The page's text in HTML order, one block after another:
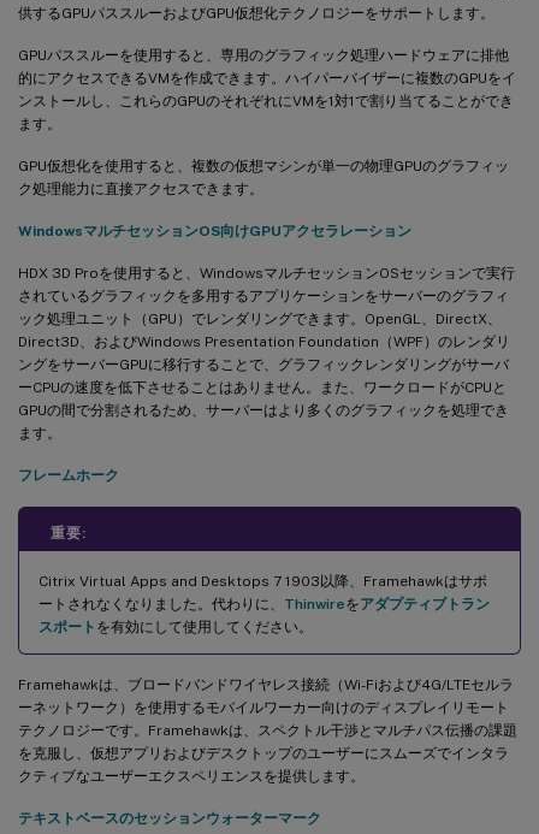
供するGPUパススルーおよびGPU仮想化テクノロジーをサポートします。
GPUパススルーを使用すると、専用のグラフィック処理ハードウェアに排他
的にアクセスできるVMを作成できます。ハイパーバイザーに複数のGPUをイ
ンストールし、これらのGPUのそれぞれにVMを1対1で割り当てることができ
ます。
GPU仮想化を使用すると、複数の仮想マシンが単一の物理GPUのグラフィッ
ク処理能力に直接アクセスできます。
WindowsマルチセッションOS向けGPUアクセラレーション
HDX 3D Proを使用すると、WindowsマルチセッションOSセッションで実行
されているグラフィックを多用するアプリケーションをサーバーのグラフィ
ック処理ユニット（GPU）でレンダリングできます。OpenGL、DirectX、
Direct3D、およびWindows Presentation Foundation（WPF）のレンダリ
ングをサーバーGPUに移行することで、グラフィックレンダリングがサーバ
ーCPUの速度を低下させることはありません。また、ワークロードがCPUと
GPUの間で分割されるため、サーバーはより多くのグラフィックを処理でき
ます。
フレームホーク
重要:
Citrix Virtual Apps and Desktops 7 1903以降、Framehawkはサポ
ートされなくなりました。代わりに、 Thinwireをアダプティブトラン
スポート を有効にして使用してください。
Framehawkは、ブロードバンドワイヤレス接続（Wi-Fiおよび4G/LTEセルラ
ーネットワーク）を使用するモバイルワーカー向けのディスプレイリモート
テクノロジーです。Framehawkは、スペクトル干渉とマルチパス伝播の課題
を克服し、仮想アプリおよびデスクトップのユーザーにスムーズでインタラ
クティブなユーザーエクスペリエンスを提供します。
テキストベースのセッションウォーターマーク